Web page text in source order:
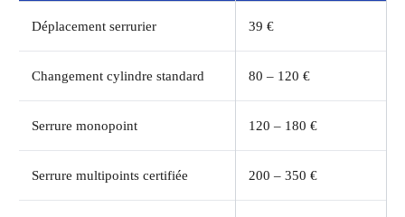
Déplacement serrurier 39 €
Changement cylindre standard 80 – 120 €
Serrure monopoint 120 – 180 €
Serrure multipoints certifiée 200 – 350 €